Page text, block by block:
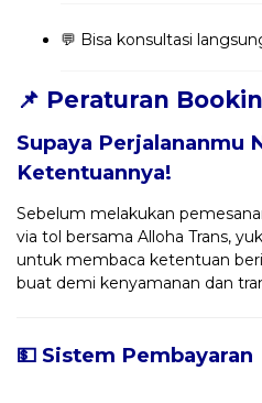
💬 Bisa konsultasi
📌 Peraturan
Supaya Perjalananmu
Ketentuannya!
Sebelum melakukan
via tol bersama Alloha Trans,
untuk membaca ketentuan
buat demi kenyamanan dan
💵 Sistem Pembayaran